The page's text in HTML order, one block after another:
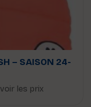
– SAISON 24-
les prix